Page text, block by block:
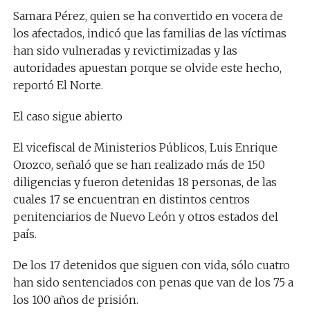
Samara Pérez, quien se ha convertido en vocera de
los afectados, indicó que las familias de las víctimas
han sido vulneradas y revictimizadas y las
autoridades apuestan porque se olvide este hecho,
reportó El Norte.
El caso sigue abierto
El vicefiscal de Ministerios Públicos, Luis Enrique
Orozco, señaló que se han realizado más de 150
diligencias y fueron detenidas 18 personas, de las
cuales 17 se encuentran en distintos centros
penitenciarios de Nuevo León y otros estados del
país.
De los 17 detenidos que siguen con vida, sólo cuatro
han sido sentenciados con penas que van de los 75 a
los 100 años de prisión.